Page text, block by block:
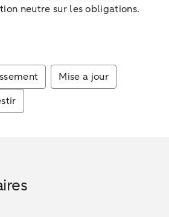
neutre sur les obligations.
Mise a jour